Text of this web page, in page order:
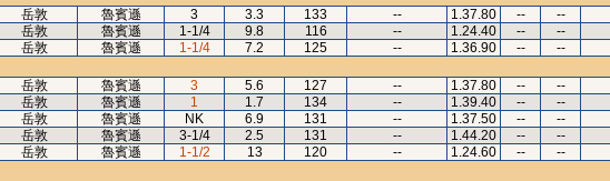
岳敦 魯賓遜 3 3.3 133 -- 1.37.80 -- --
岳敦 魯賓遜 1-1/4 9.8 116 -- 1.24.40 -- --
岳敦 魯賓遜 1-1/4 7.2 125 -- 1.36.90 -- --
岳敦 魯賓遜 3 5.6 127 -- 1.37.80 -- --
岳敦 魯賓遜 1 1.7 134 -- 1.39.40 -- --
岳敦 魯賓遜 NK 6.9 131 -- 1.37.50 -- --
岳敦 魯賓遜 3-1/4 2.5 131 -- 1.44.20 -- --
岳敦 魯賓遜 1-1/2 13 120 -- 1.24.60 -- --